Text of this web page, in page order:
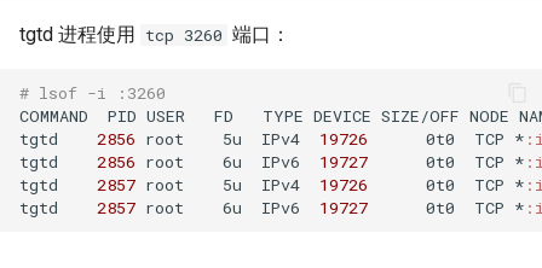
Docker存储空间？
Alpine容器更改正确时区
Docker stats命令
如何创建 Mongodb 容器？
使用 Pecl 安装 intl扩展
rabbitmq 3 安装与配置
ldd 命令
测试 CentOS 7 系统
出
echo 字背景颜色和文字颜色
Shell 生成随机字符串
例
XenServer 建立本地ISO SR库
XenServer Tools
LVS + Keepalived 生产环境参
LVS HA(Keepalived)
LVS RealServer绑定VIP脚本
Redis 配置
Mysql 5.6 配置示例
Mysqlnd
Ubuntu 单人模式修改root密码
Ubuntu 系统 dpkg 命令
Ubuntu 使用电信3G网络
Ubuntu 用命令修改图片
tgtd 进程使用 tcp 3260 端口：
# lsof -i :3260
COMMAND  PID USER   FD   TYPE DEVICE SIZE/OFF NODE
tgtd 2856 root    5u  IPv4 19726
      0t0  TCP *
tgtd 2856 root    6u  IPv6 19727
      0t0  TCP *
tgtd 2857 root    5u  IPv4 19726
      0t0  TCP *
tgtd 2857 root    6u  IPv6 19727
      0t0  TCP *